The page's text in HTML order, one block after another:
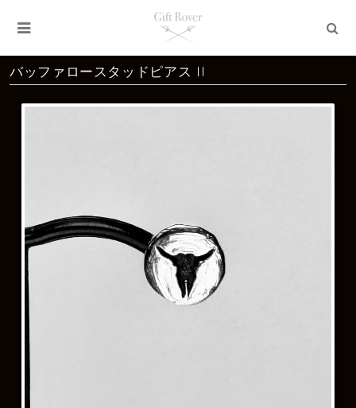
バッファロースタッドピアス II